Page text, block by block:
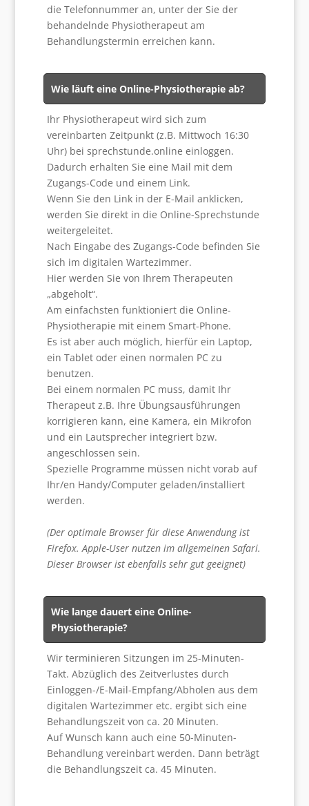
die Telefonnummer an, unter der Sie der
behandelnde Physiotherapeut am
Behandlungstermin erreichen kann.
Wie läuft eine Online-Physiotherapie ab?
Ihr Physiotherapeut wird sich zum
vereinbarten Zeitpunkt (z.B. Mittwoch 16:30
Uhr) bei sprechstunde.online einloggen.
Dadurch erhalten Sie eine Mail mit dem
Zugangs-Code und einem Link.
Wenn Sie den Link in der E-Mail anklicken,
werden Sie direkt in die Online-Sprechstunde
weitergeleitet.
Nach Eingabe des Zugangs-Code befinden Sie
sich im digitalen Wartezimmer.
Hier werden Sie von Ihrem Therapeuten
„abgeholt“.
Am einfachsten funktioniert die Online-
Physiotherapie mit einem Smart-Phone.
Es ist aber auch möglich, hierfür ein Laptop,
ein Tablet oder einen normalen PC zu
benutzen.
Bei einem normalen PC muss, damit Ihr
Therapeut z.B. Ihre Übungsausführungen
korrigieren kann, eine Kamera, ein Mikrofon
und ein Lautsprecher integriert bzw.
angeschlossen sein.
Spezielle Programme müssen nicht vorab auf
Ihr/en Handy/Computer geladen/installiert
werden.
(Der optimale Browser für diese Anwendung ist
Firefox. Apple-User nutzen im allgemeinen Safari.
Dieser Browser ist ebenfalls sehr gut geeignet)
Wie lange dauert eine Online-
Physiotherapie?
Wir terminieren Sitzungen im 25-Minuten-
Takt. Abzüglich des Zeitverlustes durch
Einloggen-/E-Mail-Empfang/Abholen aus dem
digitalen Wartezimmer etc. ergibt sich eine
Behandlungszeit von ca. 20 Minuten.
Auf Wunsch kann auch eine 50-Minuten-
Behandlung vereinbart werden. Dann beträgt
die Behandlungszeit ca. 45 Minuten.